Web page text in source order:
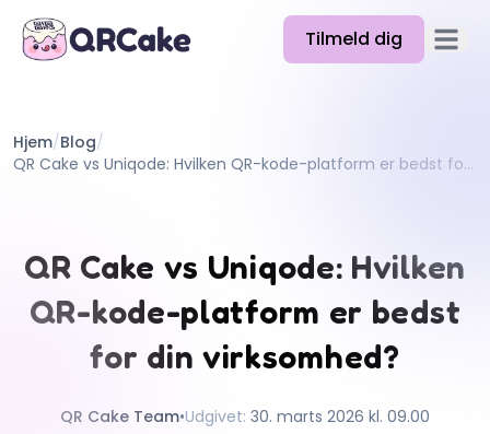
Tilmeld dig Åbn
Priser
Docs
Hjælp
Hjem/Blog/
QR Cake vs Uniqode: Hvilken QR-kode-platform er bedst for din virksomhed?
QR Cake vs Uniqode: Hvilken
QR-kode-platform er bedst
for din virksomhed?
QR Cake Team•Udgivet: 30. marts 2026 kl. 09.00